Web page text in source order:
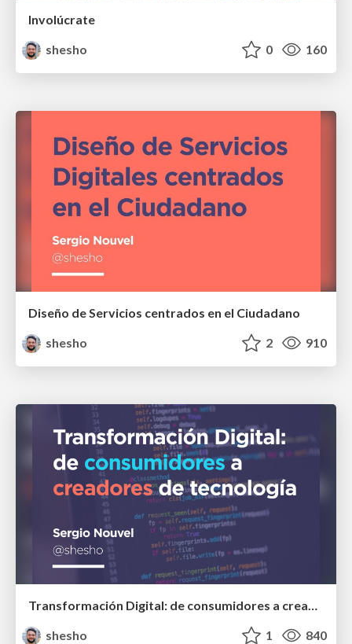
Involúcrate
shesho
0 160
Diseño de Servicios centrados en el Ciudadano
shesho
2 910
Transformación Digital: de consumidores a creadores de tecnología
shesho
1 840